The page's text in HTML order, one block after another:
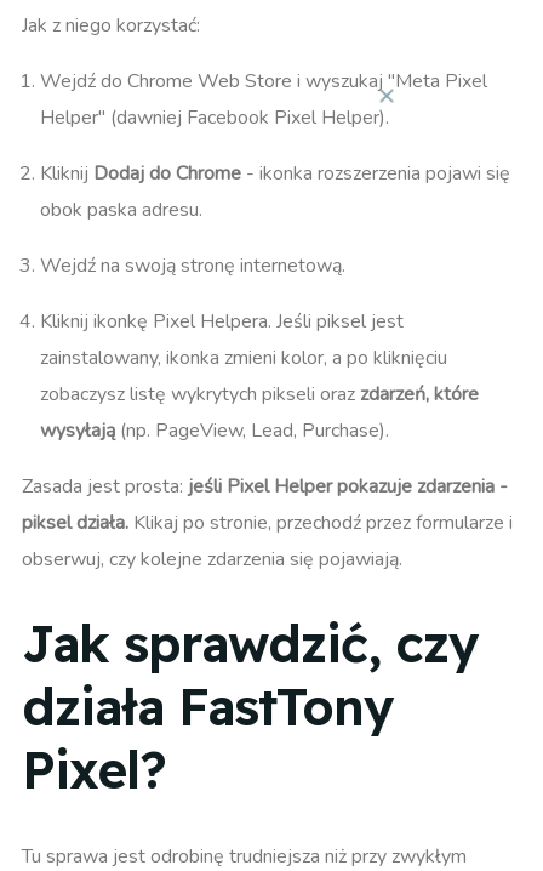
Jak z niego korzystać:
Wejdź do Chrome Web Store i wyszukaj "Meta Pixel
Helper" (dawniej Facebook Pixel Helper).
Kliknij Dodaj do Chrome - ikonka rozszerzenia pojawi się
obok paska adresu.
Wejdź na swoją stronę internetową.
Kliknij ikonkę Pixel Helpera. Jeśli piksel jest
zainstalowany, ikonka zmieni kolor, a po kliknięciu
zobaczysz listę wykrytych pikseli oraz zdarzeń, które
wysyłają (np. PageView, Lead, Purchase).
Zasada jest prosta: jeśli Pixel Helper pokazuje zdarzenia -
piksel działa. Klikaj po stronie, przechodź przez formularze i
obserwuj, czy kolejne zdarzenia się pojawiają.
Jak sprawdzić, czy
działa FastTony
Pixel?
Tu sprawa jest odrobinę trudniejsza niż przy zwykłym